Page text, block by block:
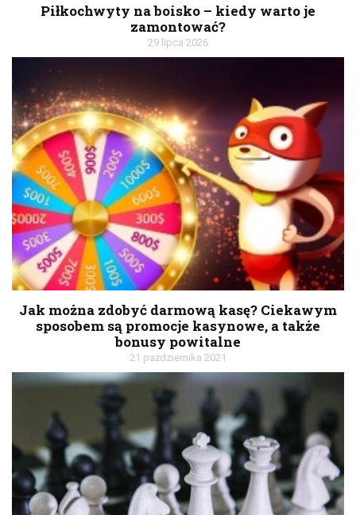
Piłkochwyty na boisko – kiedy warto je
zamontować?
29 lipca 2026
Jak można zdobyć darmową kasę? Ciekawym
sposobem są promocje kasynowe, a także
bonusy powitalne
21 października 2021